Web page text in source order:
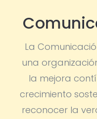
La
una
la mejora
crecimiento
reconocer la